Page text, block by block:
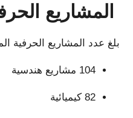
المشاريع
بلغ عدد المشاريع الحرفية
104 مشاريع هندسية
82 كيميائية